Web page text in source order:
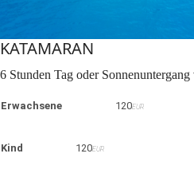
KATAMARAN
6 Stunden Tag oder
Erwachsene 120EUR
Kind 120EUR